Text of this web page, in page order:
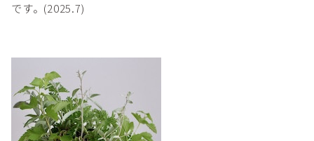
です。(2025.7)